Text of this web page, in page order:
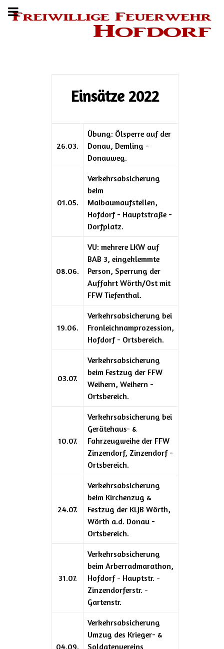
Einsätze 2022
26.03.
Übung: Ölsperre auf der
Donau, Demling -
Donauweg.
01.05.
Verkehrsabsicherung
beim
Maibaumaufstellen,
Hofdorf - Hauptstraße -
Dorfplatz.
08.06.
VU: mehrere LKW auf
BAB 3, eingeklemmte
Person, Sperrung der
Auffahrt Wörth/Ost mit
FFW Tiefenthal.
19.06.
Verkehrsabsicherung bei
Fronleichnamprozession,
Hofdorf - Ortsbereich.
03.07.
Verkehrsabsicherung
beim Festzug der FFW
Weihern, Weihern -
Ortsbereich.
10.07.
Verkehrsabsicherung bei
Gerätehaus- &
Fahrzeugweihe der FFW
Zinzendorf, Zinzendorf -
Ortsbereich.
24.07.
Verkehrsabsicherung
beim Kirchenzug &
Festzug der KLJB Wörth,
Wörth a.d. Donau -
Ortsbereich.
31.07.
Verkehrsabsicherung
beim Arberradmarathon,
Hofdorf - Hauptstr. -
Zinzendorferstr. -
Gartenstr.
04.09.
Verkehrsabsicherung
Umzug des Krieger- &
Soldatenvereins